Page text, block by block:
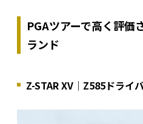
PGAツアーで高く評価
ランド
Z-STAR XV｜Z585ドライ